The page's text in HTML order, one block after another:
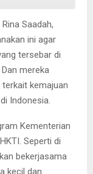
Saadah,
ini agar
tersebar di
mereka
kemajuan
Indonesia.
Kementerian
Seperti di
bekerjasama